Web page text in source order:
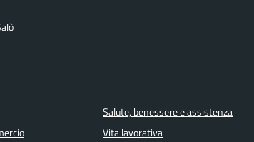
Salute, benessere e assistenza
Vita lavorativa